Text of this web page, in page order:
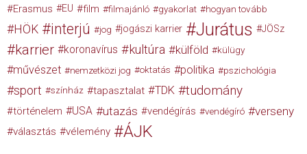
Erasmus EU film filmajánló gyakorlat hogyan tovább
HÖK interjú jog jogászi karrier Jurátus JÖSz
karrier koronavírus kultúra külföld külügy
művészet nemzetközi jog oktatás politika pszichológia
sport színház tapasztalat TDK tudomány
történelem USA utazás vendégírás vendégíró verseny
választás vélemény ÁJK